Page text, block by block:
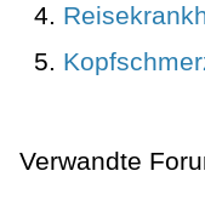
Verwandte